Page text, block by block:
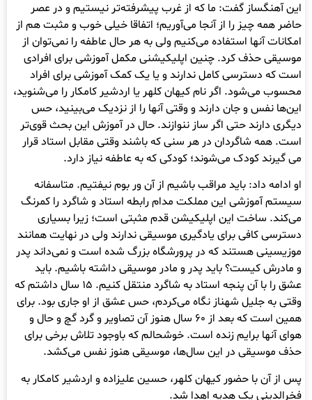
این آهنگساز گفت: ما که از غرب پیشرفته‌تر نیستیم و در عصر
حاضر همه چیز را از آنجا می‌آوریم؛ اتفاقا خیلی خوب و مثبت هم از
امکانات آنها استفاده می‌کنیم ولی به هر حال عاطفه را نمی‌توان از
موسیقی حذف کرد. چنین اپلیکیشنی مکمل آموزشی برای افرادی
است که دسترسی کامل ندارند و یا یک کمک آموزشی برای افراد
محسوب می‌شود. اگر نام کیهان کلهر یا اردشیر کامکار را می‌شنوید،
این‌ها نفس و جان دارند و وقتی آنها را از نزدیک می‌بینید، حس
دیگری دارند حتی اگر ساز ننوازند. حال در آموزش این بحث قوی‌تر
است. همه شاگردان در هر سنی که باشند وقتی مقابل استاد قرار
می گیرند کودک می‌شوند؛ کودکی که به عاطفه نیاز دارد.
او ادامه داد: باید مراقب باشیم از آن ور بوم نیفتیم. متاسفانه
سیستم آموزشی این مملکت مدام رابطه استاد و شاگرد را کمرنگ
می‌کند. ساخت این اپلیکیشن قدم مثبتی است؛ زیرا بسیاری
دسترسی کافی برای یادگیری موسیقی ندارند ولی در نهایت همانند
موزیسینی هستند که در پرورشگاه بزرگ شده است و نمی‌داند پدر
و مادرش کیست؟ باید پدر و مادر موسیقی داشته باشیم. باید
عشق را با آن پنجه استاد به شاگرد منتقل کنیم. ۱۵ سال داشتم که
وقتی به جلیل شهناز نگاه می‌کردم، حس عشق از او جاری بود. برای
همین است که بعد از ۶۰ سال هنوز آن تصاویر و گرد گچ و حال و
هوای آنها برایم زنده است. خوشحالم که باوجود تلاش‌ برخی برای
حذف موسیقی در این سال‌ها، موسیقی هنوز نفس می‌کشد.
پس از آن با حضور کیهان کلهر، حسین علیزاده و اردشیر کامکار به
فخرالدینی یک هدیه اهدا شد.